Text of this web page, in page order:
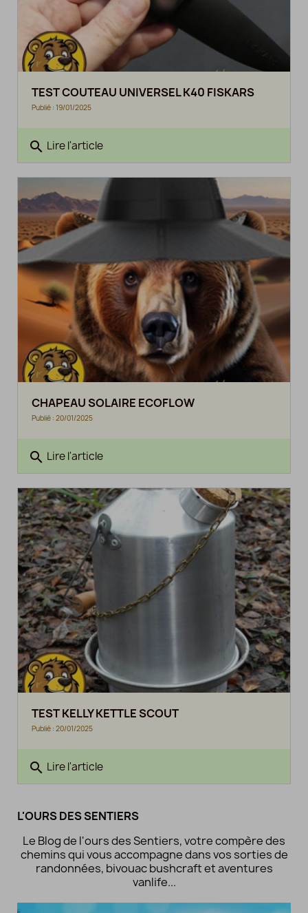
TEST COUTEAU UNIVERSEL K40 FISKARS
Publié : 19/01/2025
search Lire l'article
CHAPEAU SOLAIRE ECOFLOW
Publié : 20/01/2025
search Lire l'article
TEST KELLY KETTLE SCOUT
Publié : 20/01/2025
search Lire l'article
L'OURS DES SENTIERS
Le Blog de l'ours des Sentiers, votre compère des
chemins qui vous accompagne dans vos sorties de
randonnées, bivouac bushcraft et aventures
vanlife...